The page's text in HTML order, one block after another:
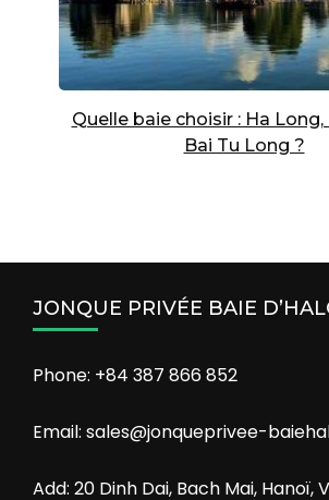
Quelle baie choisir : Ha Long,
Bai Tu Long ?
JONQUE PRIVÉE BAIE
Phone: +84 387 866 852
Email: sales@jonqueprivee-
Add: 20 Dinh Dai, Bach Mai, Hanoï,